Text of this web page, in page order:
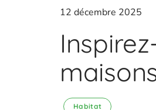
12 décembre 2025
Habitat